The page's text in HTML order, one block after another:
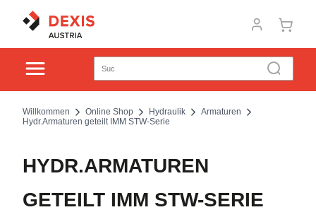
Willkommen Online Shop Hydraulik
Armaturen
Hydr.Armaturen geteilt IMM STW-Serie
HYDR.ARMATUREN
GETEILT IMM STW-SERIE